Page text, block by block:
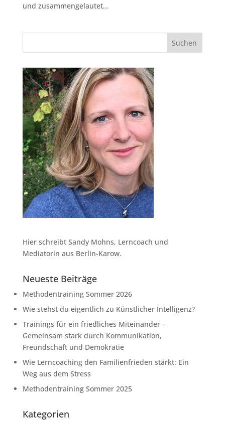
und zusammengelautet...
Hier schreibt Sandy Mohns, Lerncoach und
Mediatorin aus Berlin-Karow.
Neueste Beiträge
Methodentraining Sommer 2026
Wie stehst du eigentlich zu Künstlicher Intelligenz?
Trainings für ein friedliches Miteinander –
Gemeinsam stark durch Kommunikation,
Freundschaft und Demokratie
Wie Lerncoaching den Familienfrieden stärkt: Ein
Weg aus dem Stress
Methodentraining Sommer 2025
Kategorien